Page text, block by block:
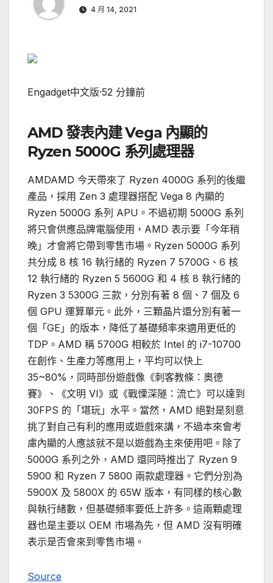
4 月 14, 2021
Engadget中文版·52 分鐘前
AMD 發表內建 Vega 內顯的
Ryzen 5000G 系列處理器
AMDAMD 今天帶來了 Ryzen 4000G 系列的後繼
產品，採用 Zen 3 處理器搭配 Vega 8 內顯的
Ryzen 5000G 系列 APU。不過初期 5000G 系列
將只會供應品牌電腦使用，AMD 表示要「今年稍
晚」才會將它帶到零售市場。Ryzen 5000G 系列
共分成 8 核 16 執行緒的 Ryzen 7 5700G、6 核
12 執行緒的 Ryzen 5 5600G 和 4 核 8 執行緒的
Ryzen 3 5300G 三款，分別有著 8 個、7 個及 6
個 GPU 運算單元。此外，三顆晶片還分別有著一
個「GE」的版本，降低了基礎頻率來適用更低的
TDP。AMD 稱 5700G 相較於 Intel 的 i7-10700
在創作、生產力等應用上，平均可以快上
35~80%，同時部份遊戲像《刺客教條：奧德
賽》、《文明 VI》或《戰慄深隧：流亡》可以達到
30FPS 的「堪玩」水平。當然，AMD 絕對是刻意
挑了對自己有利的應用或遊戲來講，不過本來會考
慮內顯的人應該就不是以遊戲為主來使用吧。除了
5000G 系列之外，AMD 還同時推出了 Ryzen 9
5900 和 Ryzen 7 5800 兩款處理器。它們分別為
5900X 及 5800X 的 65W 版本，有同樣的核心數
與執行緒數，但基礎頻率要低上許多。這兩顆處理
器也是主要以 OEM 市場為先，但 AMD 沒有明確
表示是否會來到零售市場。
Source